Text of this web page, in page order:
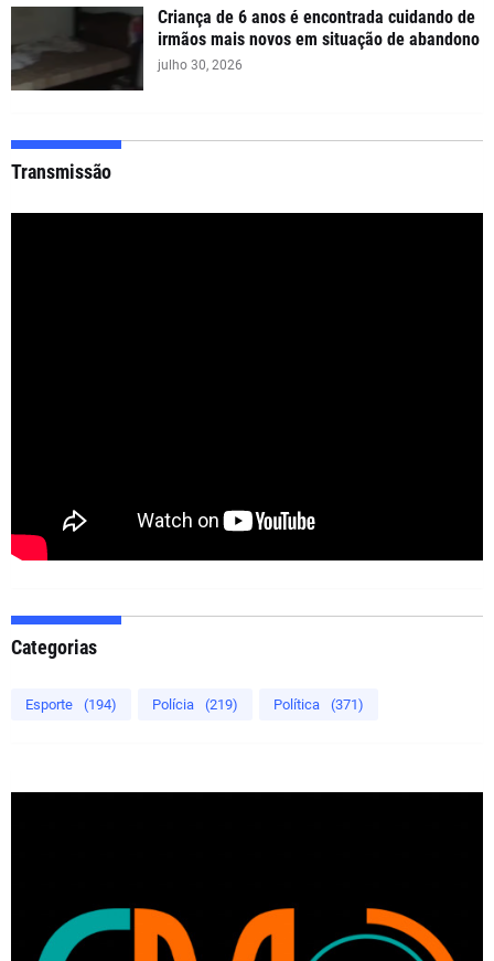
Criança de 6 anos é encontrada cuidando de
irmãos mais novos em situação de abandono
julho 30, 2026
Transmissão
Categorias
Esporte (194) Polícia (219) Política (371)